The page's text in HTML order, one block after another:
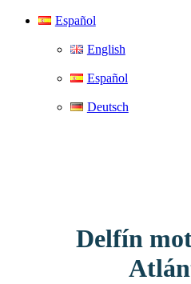
Español
English
Español
Deutsch
Delfín